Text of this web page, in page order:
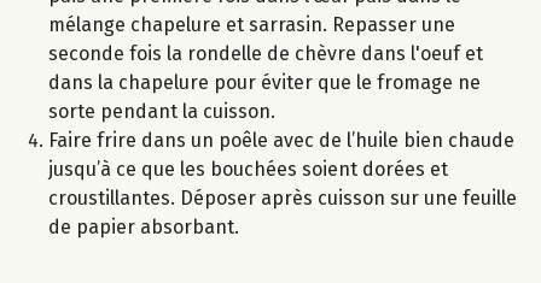
mélange chapelure et sarrasin. Repasser une
seconde fois la rondelle de chèvre dans l'oeuf et
dans la chapelure pour éviter que le fromage ne
sorte pendant la cuisson.
Faire frire dans un poêle avec de l’huile bien chaude
jusqu’à ce que les bouchées soient dorées et
croustillantes. Déposer après cuisson sur une feuille
de papier absorbant.